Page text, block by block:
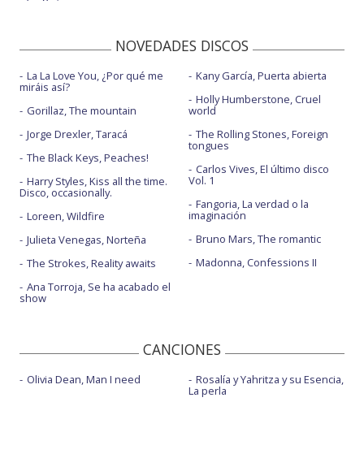
NOVEDADES DISCOS
La La Love You, ¿Por qué me
miráis así?
Gorillaz, The mountain
Jorge Drexler, Taracá
The Black Keys, Peaches!
Harry Styles, Kiss all the time.
Disco, occasionally.
Loreen, Wildfire
Julieta Venegas, Norteña
The Strokes, Reality awaits
Ana Torroja, Se ha acabado el
show
Kany García, Puerta abierta
Holly Humberstone, Cruel
world
The Rolling Stones, Foreign
tongues
Carlos Vives, El último disco
Vol. 1
Fangoria, La verdad o la
imaginación
Bruno Mars, The romantic
Madonna, Confessions II
CANCIONES
Olivia Dean, Man I need Rosalía y Yahritza y su Esencia,
La perla